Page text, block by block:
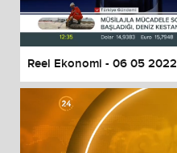
Reel Ekonomi - 06 05 2022